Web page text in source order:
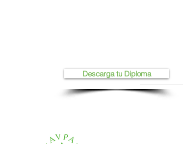
Descarga tu Diploma